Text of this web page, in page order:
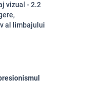
vizual - 2.2
al limbajului